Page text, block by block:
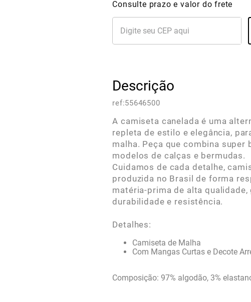
Consulte prazo e valor do frete
Descrição
ref:55646500
A camiseta canelada é uma
repleta de estilo e elegância,
malha. Peça que combina super
modelos de calças e bermudas.
Cuidamos de cada detalhe,
produzida no Brasil de forma
matéria-prima de alta qualidade,
durabilidade e resistência.
Detalhes:
Camiseta de Malha
Com Mangas Curtas e Decote
Composição: 97% algodão, 3%